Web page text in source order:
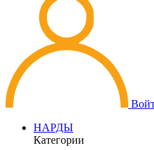
НАРДЫ
Категории